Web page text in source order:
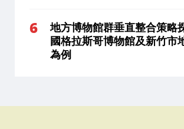
地方博物館群垂直整合策略
國格拉斯哥博物館及新竹市
為例